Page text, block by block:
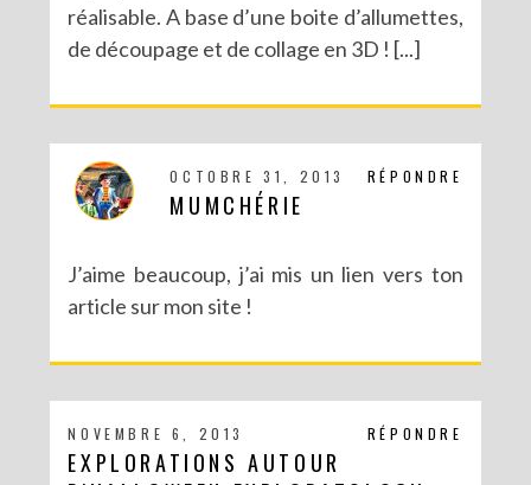
réalisable. A base d’une boite d’allumettes,
de découpage et de collage en 3D ! [...]
RÉPONDRE
OCTOBRE 31, 2013
MUMCHÉRIE
J’aime beaucoup, j’ai mis un lien vers ton
article sur mon site !
RÉPONDRE
NOVEMBRE 6, 2013
EXPLORATIONS AUTOUR